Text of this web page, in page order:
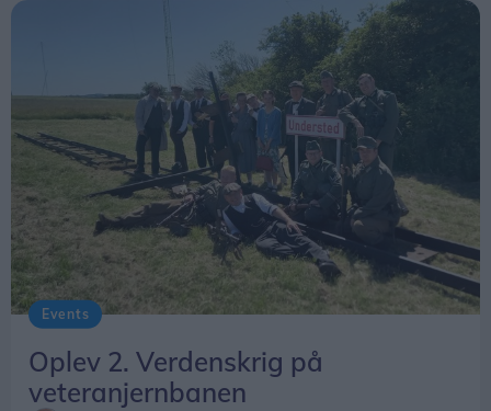
Events
Oplev 2. Verdenskrig på
veteranjernbanen